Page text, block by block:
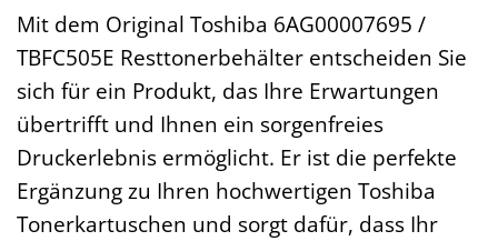
Mit dem Original Toshiba 6AG00007695 /
TBFC505E Resttonerbehälter entscheiden Sie
sich für ein Produkt, das Ihre Erwartungen
übertrifft und Ihnen ein sorgenfreies
Druckerlebnis ermöglicht. Er ist die perfekte
Ergänzung zu Ihren hochwertigen Toshiba
Tonerkartuschen und sorgt dafür, dass Ihr